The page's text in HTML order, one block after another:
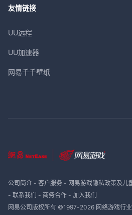
友情链接
UU远程
UU加速器
网易千千壁纸
公司简介- 客户服务- 网易游戏隐私政策及儿
- 联系我们 - 商务合作- 加入我们
网易公司版权所有 ©1997-2026 网络游戏行